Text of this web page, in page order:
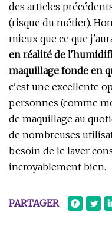
des articles
(risque du métier).
mieux que ce que
en réalité de
maquillage fonde en
c'est une excellente
personnes (comme
de maquillage au
de nombreuses
besoin de le laver
incroyablement bien.
PARTAGER